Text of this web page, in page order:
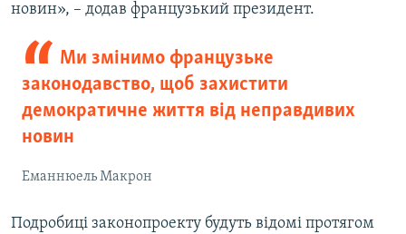
новин», – додав французький президент.
Ми змінимо французьке
законодавство, щоб захистити
демократичне життя від неправдивих
новин
Еманнюель Макрон
Подробиці законопроекту будуть відомі протягом